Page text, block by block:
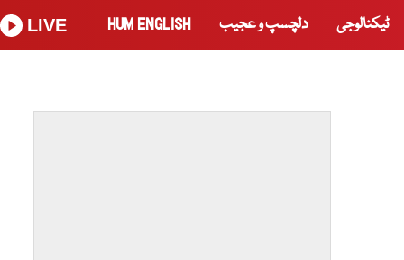
ٹیکنالوجی دلچسپ و عجیب HUM ENGLISH
LIVE